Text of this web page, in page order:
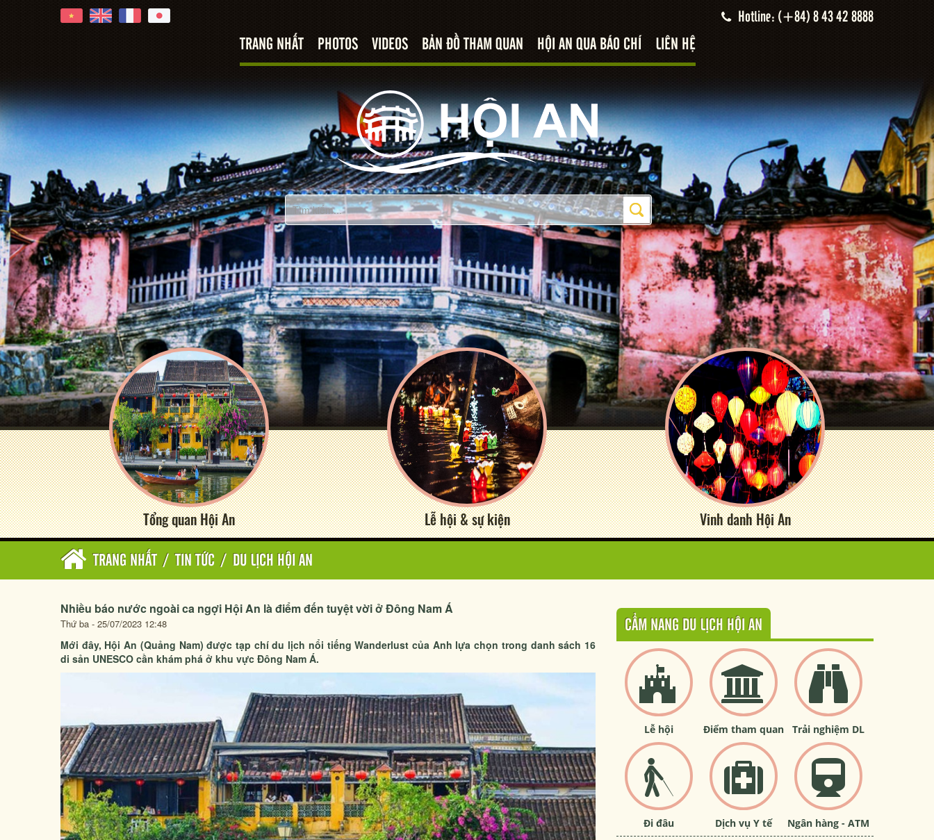
Hotline: (+84) 8 43 42 8888
TRANG NHẤT PHOTOS VIDEOS BẢN ĐỒ THAM QUAN HỘI AN QUA BÁO CHÍ LIÊN HỆ
Tổng quan Hội An Lễ hội & sự kiện Vinh danh Hội An
TRANG NHẤT / TIN TỨC / DU LỊCH HỘI AN
Nhiều báo nước ngoài ca ngợi Hội An là điểm đến tuyệt vời ở Đông Nam Á
Thứ ba - 25/07/2023 12:48
Mới đây, Hội An (Quảng Nam) được tạp chí du lịch nổi tiếng Wanderlust của Anh lựa chọn trong danh sách 16
di sản UNESCO cần khám phá ở khu vực Đông Nam Á.
CẨM NANG DU LỊCH HỘI AN
Lễ hội Điểm tham quan Trải nghiệm DL
Đi đâu Dịch vụ Y tế Ngân hàng - ATM